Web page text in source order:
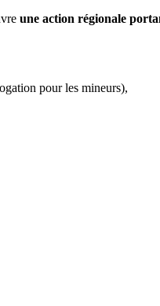
une action régionale
pour les mineurs),